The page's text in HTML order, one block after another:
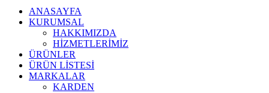
ANASAYFA
KURUMSAL
HAKKIMIZDA
HİZMETLERİMİZ
ÜRÜNLER
ÜRÜN LİSTESİ
MARKALAR
KARDEN